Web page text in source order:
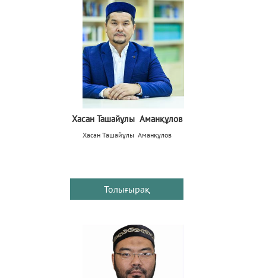
Хасан Ташайұлы Аманқұлов
Хасан Ташайұлы Аманқұлов
Толығырақ